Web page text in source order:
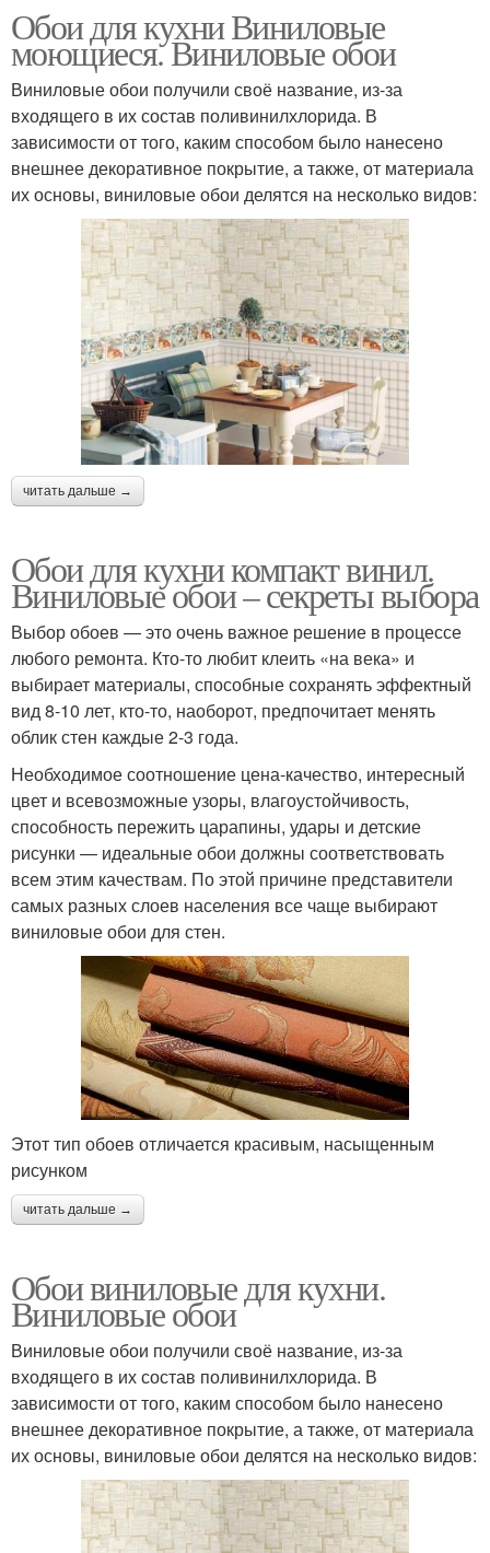
Обои для кухни Виниловые
моющиеся. Виниловые обои
Виниловые обои получили своё название, из-за
входящего в их состав поливинилхлорида. В
зависимости от того, каким способом было нанесено
внешнее декоративное покрытие, а также, от материала
их основы, виниловые обои делятся на несколько видов:
читать дальше →
Обои для кухни компакт винил.
Виниловые обои – секреты выбора
Выбор обоев — это очень важное решение в процессе
любого ремонта. Кто-то любит клеить «на века» и
выбирает материалы, способные сохранять эффектный
вид 8-10 лет, кто-то, наоборот, предпочитает менять
облик стен каждые 2-3 года.
Необходимое соотношение цена-качество, интересный
цвет и всевозможные узоры, влагоустойчивость,
способность пережить царапины, удары и детские
рисунки — идеальные обои должны соответствовать
всем этим качествам. По этой причине представители
самых разных слоев населения все чаще выбирают
виниловые обои для стен.
Этот тип обоев отличается красивым, насыщенным
рисунком
читать дальше →
Обои виниловые для кухни.
Виниловые обои
Виниловые обои получили своё название, из-за
входящего в их состав поливинилхлорида. В
зависимости от того, каким способом было нанесено
внешнее декоративное покрытие, а также, от материала
их основы, виниловые обои делятся на несколько видов: